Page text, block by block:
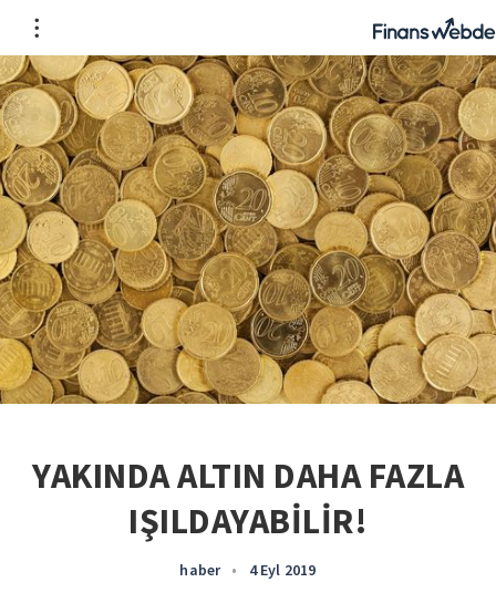
YAKINDA ALTIN DAHA FAZLA
IŞILDAYABİLİR!
haber • 4 Eyl 2019